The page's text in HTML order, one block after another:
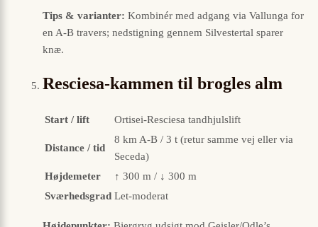
Tips & varianter: Kombinér med adgang via Vallunga for
en A-B travers; nedstigning gennem Silvestertal sparer
knæ.
Resciesa-kammen til brogles alm
Start / lift Ortisei-Resciesa tandhjulslift
Distance / tid
8 km A-B / 3 t (retur samme vej eller via
Seceda)
Højdemeter
↑ 300 m / ↓ 300 m
Sværhedsgrad Let-moderat